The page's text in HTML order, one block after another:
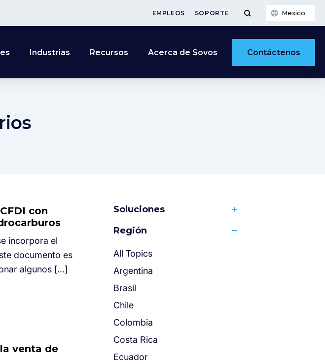
EMPLEOS SOPORTE Mexico
Industrias Recursos Acerca de Sovos Contáctenos
Soluciones
Región
All Topics
Argentina
Brasil
Chile
Colombia
Costa Rica
Ecuador
con
incorpora el
documento es
algunos […]
venta de